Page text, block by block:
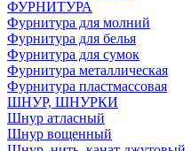
ФУРНИТУРА
Фурнитура для молний
Фурнитура для белья
Фурнитура для сумок
Фурнитура металлическая
Фурнитура пластмассовая
ШНУР, ШНУРКИ
Шнур атласный
Шнур вощенный